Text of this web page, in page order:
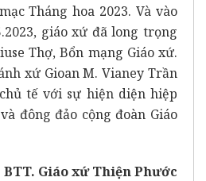
Tháng hoa 2023. Và vào
giáo xứ đã long trọng
Thợ, Bổn mạng Giáo xứ.
xứ Gioan M. Vianey Trần
tế với sự hiện diện hiệp
đông đảo cộng đoàn Giáo
BTT. Giáo xứ Thiện Phước